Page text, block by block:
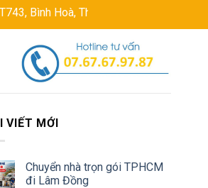
Thuận An, Bình Dương, Việt Nam
VIẾT MỚI
Chuyển nhà trọn gói TPHCM
đi Lâm Đồng